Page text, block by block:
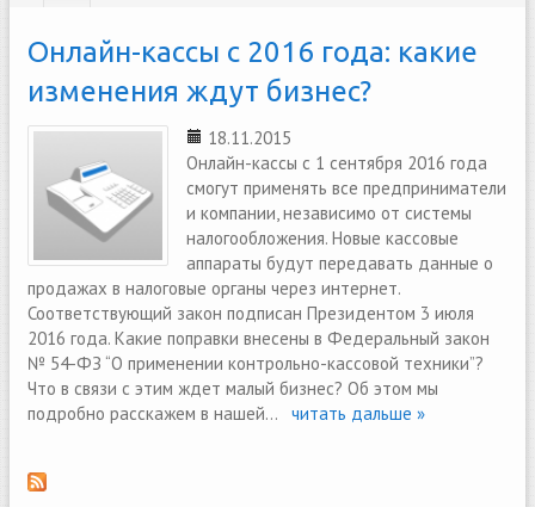
Онлайн-кассы с 2016 года: какие
изменения ждут бизнес?
18.11.2015
Онлайн-кассы с 1 сентября 2016 года
смогут применять все предприниматели
и компании, независимо от системы
налогообложения. Новые кассовые
аппараты будут передавать данные о
продажах в налоговые органы через интернет.
Соответствующий закон подписан Президентом 3 июля
2016 года. Какие поправки внесены в Федеральный закон
№ 54-ФЗ “О применении контрольно-кассовой техники”?
Что в связи с этим ждет малый бизнес? Об этом мы
подробно расскажем в нашей... читать дальше »